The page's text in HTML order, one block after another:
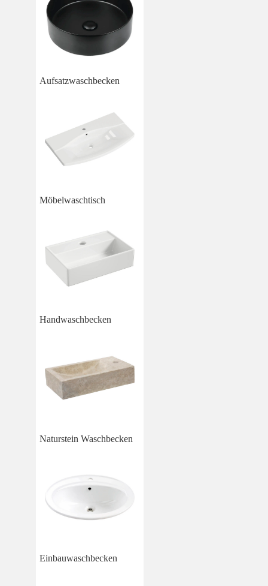
Aufsatzwaschbecken
Möbelwaschtisch
Handwaschbecken
Naturstein Waschbecken
Einbauwaschbecken